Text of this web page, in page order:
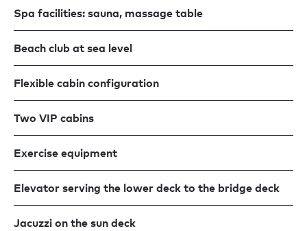
Spa facilities: sauna, massage table
Beach club at sea level
Flexible cabin configuration
Two VIP cabins
Exercise equipment
Elevator serving the lower deck to the bridge deck
Jacuzzi on the sun deck